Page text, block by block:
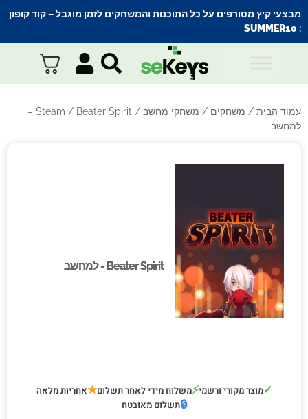
מבצעי קיץ מטורפים על כל התוכנות והמשחקים לזמן מוגבל – קוד קופון
:
SUMMER10
עמוד הבית / משחקים / משחקי מחשב /
Steam
/ Beater Spirit –
למחשב
Beater Spirit - למחשב
Beater Spirit - למחשב
✓מוצר מקורי ורשמי⚡משלוח מידי לאחר תשלום★אחריות מלאה
🔒תשלום מאובטח